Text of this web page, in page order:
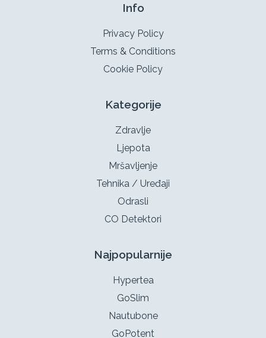
Info
Privacy Policy
Terms & Conditions
Cookie Policy
Kategorije
Zdravlje
Ljepota
Mršavljenje
Tehnika / Uređaji
Odrasli
CO Detektori
Najpopularnije
Hypertea
GoSlim
Nautubone
GoPotent